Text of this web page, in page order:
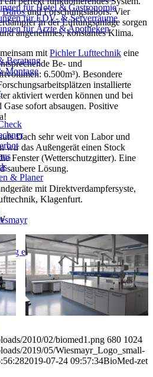
für Hotel & Gastronomie
für EDV- & Serverräume
für Ärzte & Apotheken
Beratung
Montage
& Planer
eines Einfamilienhauses
Bürosund Forschungslabors. Vier
in der Lüftungsanlage sorgen
angenehmes, konstantes Klima.
mit Pichler Lufttechnik eine
Be- und
6.500m³). Besondere
installierte
aktiviert werden können und bei
sofort absaugen. Positive
Dach sehr weit von Labor und
wir das Außengerät einen Stock
Fenster (Wetterschutzgitter). Eine
saubere Lösung.
mit Direktverdampfersyste,
Klagenfurt.
2010/02/biomed1.png 680 1024
2019/05/Wiesmayr_Logo_small-
2019-07-24 09:57:34BioMed-zet